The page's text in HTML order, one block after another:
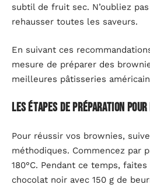
subtil de fruit sec. N’oubliez
rehausser toutes les saveurs.
En suivant ces
mesure de préparer des
meilleures pâtisseries
Les étapes de préparation
Pour réussir vos brownies,
méthodiques. Commencez par
180°C. Pendant ce temps,
chocolat noir avec 150 g de